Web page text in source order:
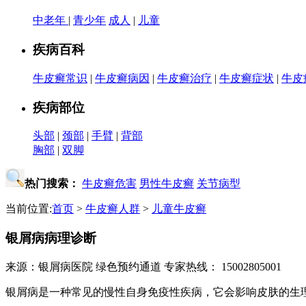
中老年 | 青少年 成人 | 儿童
疾病百科
牛皮癣常识 | 牛皮癣病因 | 牛皮癣治疗 | 牛皮癣症状 | 牛皮
疾病部位
头部 | 颈部 | 手臂 | 背部
胸部 | 双脚
热门搜索： 牛皮癣危害 男性牛皮癣 关节病型
当前位置:首页 > 牛皮癣人群 > 儿童牛皮癣
银屑病病理诊断
来源：银屑病医院 绿色预约通道 专家热线： 15002805001
银屑病是一种常见的慢性自身免疫性疾病，它会影响皮肤的